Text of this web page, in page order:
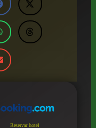
Reservar hotel